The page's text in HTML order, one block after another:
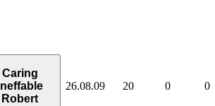
Caring
Ineffable
Robert
26.08.09 20 0 0